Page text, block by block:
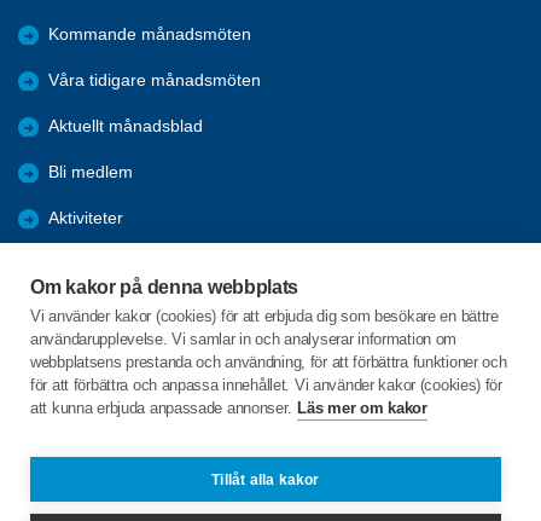
Om kakor på denna webbplats
Vi använder kakor (cookies) för att erbjuda dig som besökare en bättre
användarupplevelse. Vi samlar in och analyserar information om
webbplatsens prestanda och användning, för att förbättra funktioner och
för att förbättra och anpassa innehållet. Vi använder kakor (cookies) för
att kunna erbjuda anpassade annonser. Läs mer om kakor
Tillåt alla kakor
Kommande månadsmöten
Våra tidigare månadsmöten
Aktuellt månadsblad
Bli medlem
Aktiviteter
Referat
Årsmöten
Öppet hus
663 30 SKOGHALL